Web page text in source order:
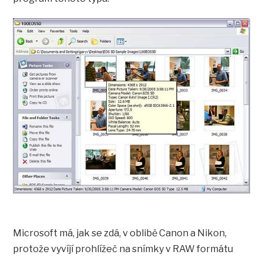
Microsoft má, jak se zdá, v oblibě Canon a Nikon,
protože vyvíjí prohlížeč na snímky v RAW formátu